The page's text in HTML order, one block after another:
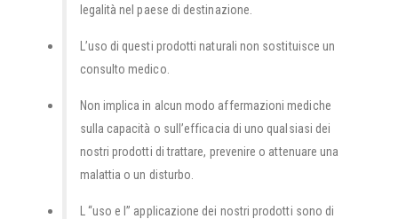
legalità nel paese di destinazione.
L’uso di questi prodotti naturali non sostituisce un
consulto medico.
Non implica in alcun modo affermazioni mediche
sulla capacità o sull’efficacia di uno qualsiasi dei
nostri prodotti di trattare, prevenire o attenuare una
malattia o un disturbo.
L “uso e l” applicazione dei nostri prodotti sono di